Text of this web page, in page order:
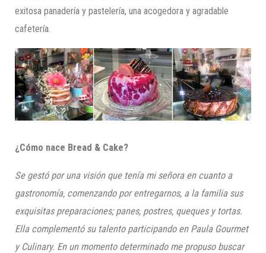
exitosa panadería y pastelería, una acogedora y agradable
cafetería.
¿Cómo nace Bread & Cake?
Se gestó por una visión que tenía mi señora en cuanto a
gastronomía, comenzando por entregarnos, a la familia sus
exquisitas preparaciones; panes, postres, queques y tortas.
Ella complementó su talento participando en Paula Gourmet
y Culinary. En un momento determinado me propuso buscar